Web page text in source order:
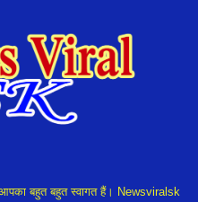
बहुत बहुत स्वागत हैं। Newsviralsk